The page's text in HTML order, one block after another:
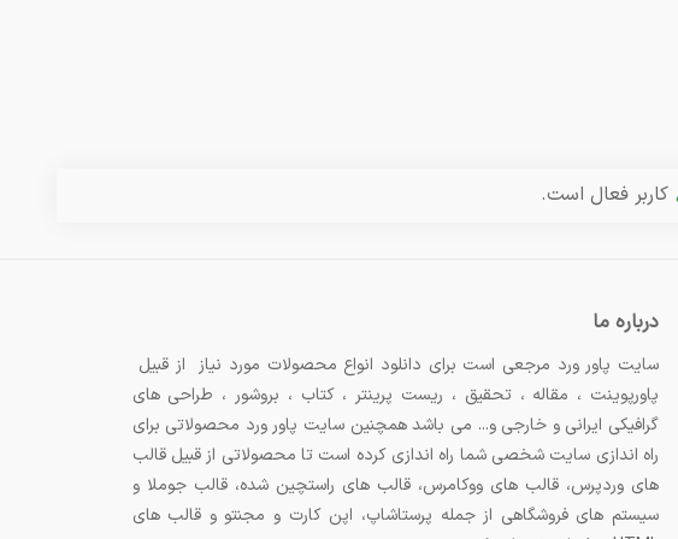
کاربر فعال است.
درباره ما
سایت پاور ورد مرجعی است برای دانلود انواع محصولات مورد نیاز از قبیل
پاورپوینت ، مقاله ، تحقیق ، ریست پرینتر ، کتاب ، بروشور ، طراحی های
گرافیکی ایرانی و خارجی و... می باشد همچنین سایت پاور ورد محصولاتی برای
راه اندازی سایت شخصی شما راه اندازی کرده است تا محصولاتی از قبیل قالب
های وردپرس، قالب های ووکامرس، قالب های راستچین شده، قالب جوملا و
سیستم های فروشگاهی از جمله پرستاشاپ، اپن کارت و مجنتو و قالب های